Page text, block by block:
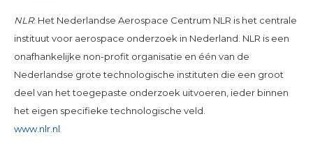
NLR: Het Nederlandse Aerospace Centrum NLR is het centrale
instituut voor aerospace onderzoek in Nederland. NLR is een
onafhankelijke non-profit organisatie en één van de
Nederlandse grote technologische instituten die een groot
deel van het toegepaste onderzoek uitvoeren, ieder binnen
het eigen specifieke technologische veld.
www.nlr.nl